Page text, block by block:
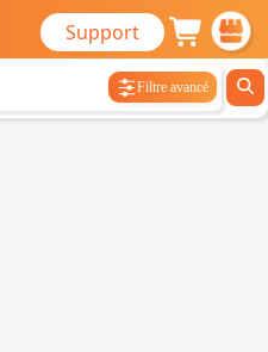
Support
Filtre avancé